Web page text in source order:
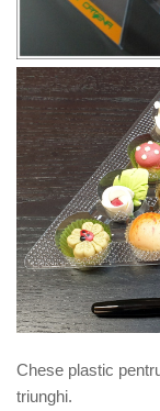
Chese plastic
triunghi.